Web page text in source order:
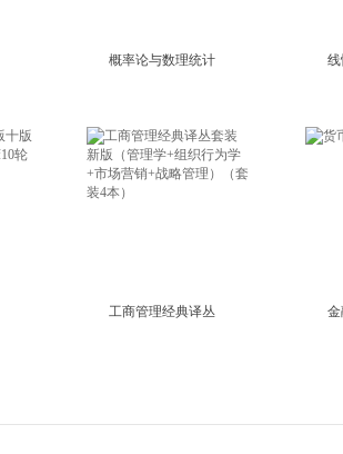
概率论与数理统计
工商管理经典译丛